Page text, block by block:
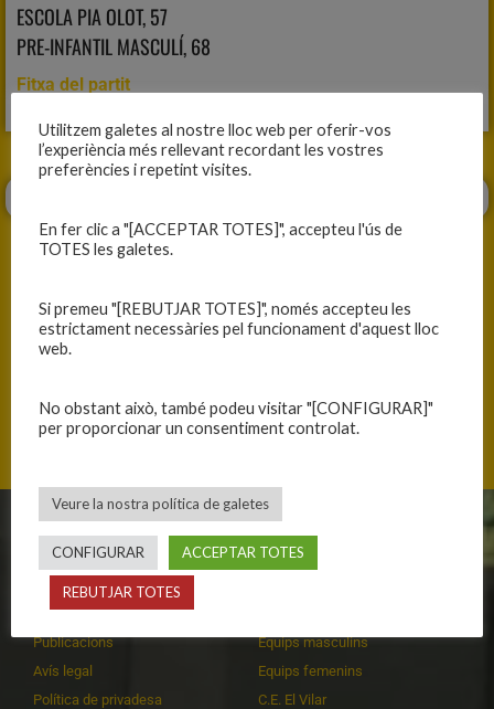
ESCOLA PIA OLOT, 57
PRE-INFANTIL MASCULÍ, 68
Fitxa del partit
ANTERIOR SEGÜENT
CLUB
Història
Organització
Publicacions
Avís legal
Política de privadesa
EQUIPS
Equips masculins
Equips femenins
C.E. El Vilar
Utilitzem galetes al nostre lloc web per oferir-vos
l’experiència més rellevant recordant les vostres
preferències i repetint visites.
En fer clic a "[ACCEPTAR TOTES]", accepteu l'ús de
TOTES les galetes.
Si premeu "[REBUTJAR TOTES]", només accepteu les
estrictament necessàries pel funcionament d'aquest lloc
web.
No obstant això, també podeu visitar "[CONFIGURAR]"
per proporcionar un consentiment controlat.
Veure la nostra política de galetes
CONFIGURAR ACCEPTAR TOTES
REBUTJAR TOTES